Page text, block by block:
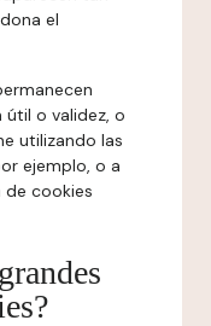
el
útil o validez, o
utilizando las
ejemplo, o a
cookies